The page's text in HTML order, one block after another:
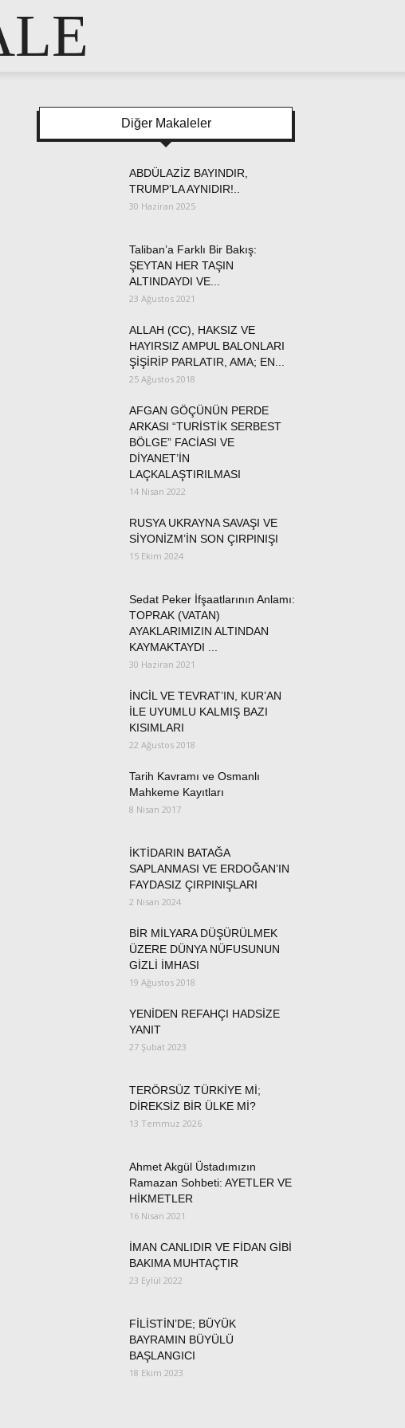
Diğer Makaleler
ABDÜLAZİZ BAYINDIR,
TRUMP’LA AYNIDIR!..
30 Haziran 2025
Taliban’a Farklı Bir Bakış:
ŞEYTAN HER TAŞIN
ALTINDAYDI VE...
23 Ağustos 2021
ALLAH (CC), HAKSIZ VE
HAYIRSIZ AMPUL BALONLARI
ŞİŞİRİP PARLATIR, AMA; EN...
25 Ağustos 2018
AFGAN GÖÇÜNÜN PERDE
ARKASI “TURİSTİK SERBEST
BÖLGE” FACİASI VE
DİYANET’İN
LAÇKALAŞTIRILMASI
14 Nisan 2022
RUSYA UKRAYNA SAVAŞI VE
SİYONİZM’İN SON ÇIRPINIŞI
15 Ekim 2024
Sedat Peker İfşaatlarının Anlamı:
TOPRAK (VATAN)
AYAKLARIMIZIN ALTINDAN
KAYMAKTAYDI ...
30 Haziran 2021
İNCİL VE TEVRAT’IN, KUR’AN
İLE UYUMLU KALMIŞ BAZI
KISIMLARI
22 Ağustos 2018
Tarih Kavramı ve Osmanlı
Mahkeme Kayıtları
8 Nisan 2017
İKTİDARIN BATAĞA
SAPLANMASI VE ERDOĞAN’IN
FAYDASIZ ÇIRPINIŞLARI
2 Nisan 2024
BİR MİLYARA DÜŞÜRÜLMEK
ÜZERE DÜNYA NÜFUSUNUN
GİZLİ İMHASI
19 Ağustos 2018
YENİDEN REFAHÇI HADSİZE
YANIT
27 Şubat 2023
TERÖRSÜZ TÜRKİYE Mİ;
DİREKSİZ BİR ÜLKE Mİ?
13 Temmuz 2026
Ahmet Akgül Üstadımızın
Ramazan Sohbeti: AYETLER VE
HİKMETLER
16 Nisan 2021
İMAN CANLIDIR VE FİDAN GİBİ
BAKIMA MUHTAÇTIR
23 Eylül 2022
FİLİSTİN’DE; BÜYÜK
BAYRAMIN BÜYÜLÜ
BAŞLANGICI
18 Ekim 2023